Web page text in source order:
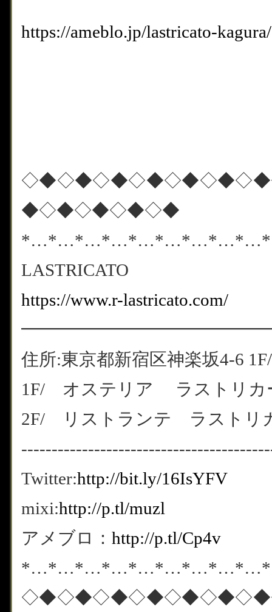
https://ameblo.jp/lastricato-
◆◇◆◇◆◇◆◇◆
LASTRICATO
https://www.r-lastricato.com/
住所:東京都新宿区神楽坂4-6
1F/ オステリア ラストリ
2F/ リストランテ ラスト
Twitter:http://bit.ly/16IsYFV
mixi:http://p.tl/muzl
アメブロ： http://p.tl/Cp4v